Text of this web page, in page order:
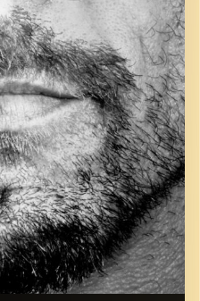
קרדיט תמונות: David Goehring